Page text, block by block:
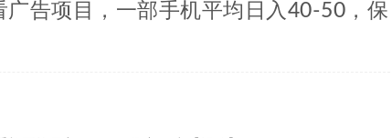
告项目，一部手机平均日入40-50，保